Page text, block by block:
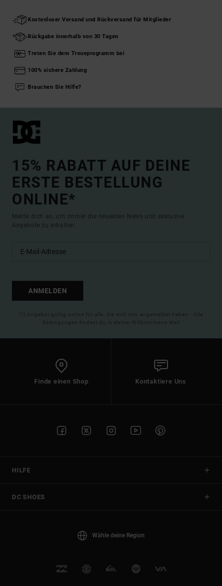
Kostenloser Versand und Rückversand für Mitglieder
Rückgabe innerhalb von 30 Tagen
Treten Sie dem Treueprogramm bei
100% sichere Zahlung
Brauchen Sie Hilfe?
15% RABATT AUF DEINE
ERSTE BESTELLUNG
ONLINE*
Melde dich an, um immer die neuesten News und exklusive
Angebote zu erhalten.
ANMELDEN
(*) Angebot gültig online für alle, die sich neu angemeldet haben - Alle
Bedingungen findest du in deiner Willkommens-Mail
Finde einen Shop Kontaktiere Uns
HILFE
DC SHOES
Wähle deine Region